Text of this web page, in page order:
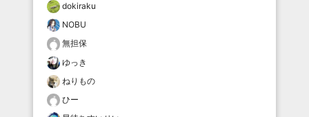
dokiraku
NOBU
無担保
ゆっき
ねりもの
ひー